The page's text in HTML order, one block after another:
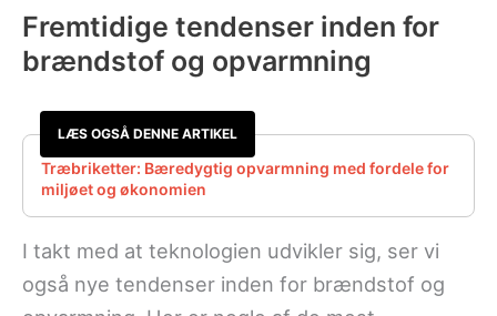
Fremtidige tendenser inden for
brændstof og opvarmning
LÆS OGSÅ DENNE ARTIKEL
Træbriketter: Bæredygtig opvarmning med fordele for
miljøet og økonomien
I takt med at teknologien udvikler sig, ser vi
også nye tendenser inden for brændstof og